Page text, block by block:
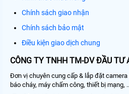
Chính sách giao nhận
Chính sách bảo mật
Điều kiện giao dịch chung
CÔNG TY TNHH TM-DV ĐẦU TƯ
Đơn vị chuyên cung cấp & lắp đặt
báo cháy, máy chấm công, thiết bị mạng,